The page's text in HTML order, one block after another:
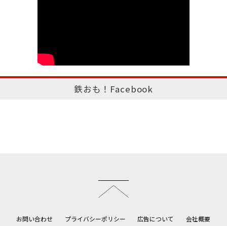
鉄おも！Facebook
お問い合わせ プライバシーポリシー 広告について 会社概要